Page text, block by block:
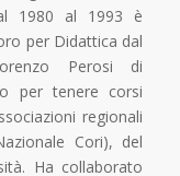
1980 al 1993 è
per Didattica dal
Perosi di
per tenere corsi
regionali
Cori), del
Ha collaborato